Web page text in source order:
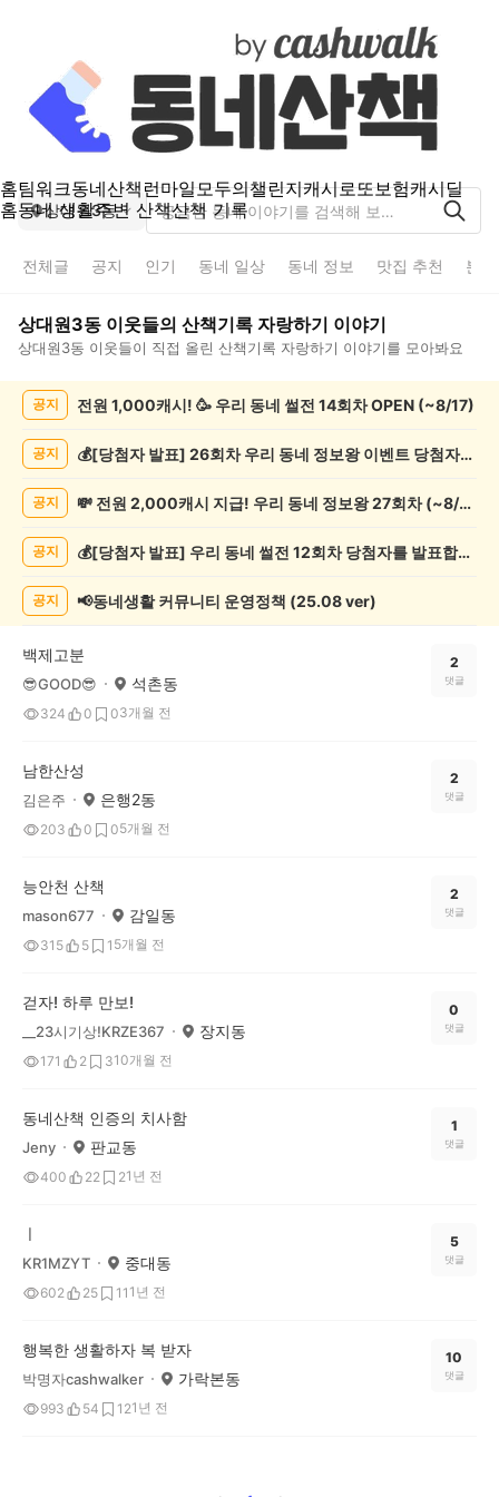
홈팀워크동네산책 런마일모두의챌린지캐시로또보험캐시딜
홈동네 생활주변 산책산책 기록
상대원3동
전체글 공지 인기 동네 일상 동네 정보 맛집 추천 분
상대원3동 이웃들의 산책기록 자랑하기 이야기
상대원3동 이웃들이 직접 올린 산책기록 자랑하기 이야기를 모아봐요
하
공지 전원 1,000캐시! 🥳 우리 동네 썰전 14회차 OPEN (~8/17)
공지 💰[당첨자 발표] 26회차 우리 동네 정보왕 이벤트 당첨자를 발표합니다!
공지 💸 전원 2,000캐시 지급! 우리 동네 정보왕 27회차 (~8/10)
공지 💰[당첨자 발표] 우리 동네 썰전 12회차 당첨자를 발표합니다!
공지 📢동네생활 커뮤니티 운영정책 (25.08 ver)
백제고분
😎GOOD😎 석촌동
324 0 03개월 전
2
댓글
남한산성
김은주 은행2동
203 0 05개월 전
2
댓글
능안천 산책
mason677 감일동
315 5 1 5개월 전
2
댓글
걷자! 하루 만보!
__23시기상!KRZE367 장지동
171 2 310개월 전
0
댓글
동네산책 인증의 치사함
Jeny 판교동
400 22 21년 전
1
댓글
ㅣ
KR1MZYT 중대동
602 25 11 1년 전
5
댓글
행복한 생활하자 복 받자
박명자cashwalker 가락본동
993 54 121년 전
10
댓글